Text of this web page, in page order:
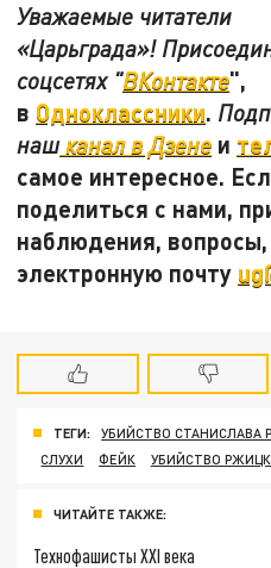
Уважаемые читатели
«Царьграда»!
соцсетях "ВКонтакте",
в Одноклассники.
наш канал в Дзене и
самое интересное.
поделиться с нами,
наблюдения, вопросы,
электронную почту
ТЕГИ: УБИЙСТВО СТАНИСЛАВА
СЛУХИ
ФЕЙК УБИЙСТВО
ЧИТАЙТЕ ТАКЖЕ:
Технофашисты XXI века